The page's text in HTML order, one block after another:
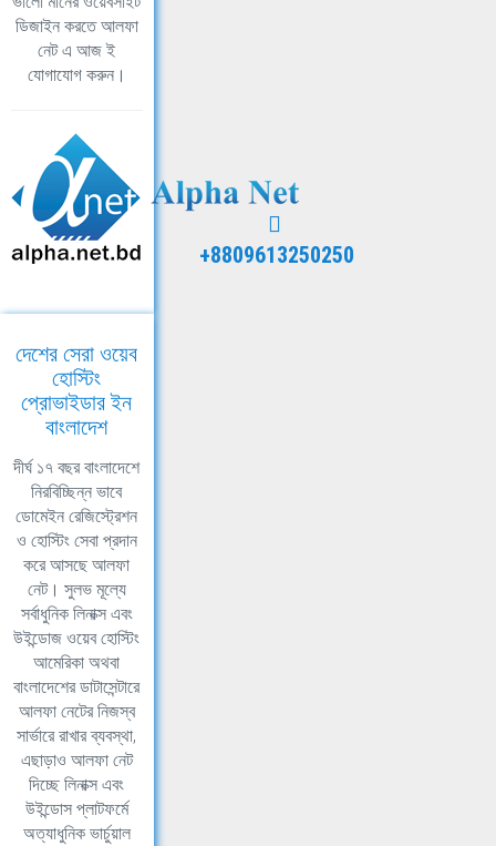
ডিজাইন করতে আলফা
নেট এ আজ ই
যোগাযোগ করুন।
+8809613250250
দেশের সেরা ওয়েব
হোস্টিং
প্রোভাইডার ইন
বাংলাদেশ
দীর্ঘ ১৭ বছর বাংলাদেশে
নিরবিচ্ছিন্ন ভাবে
ডোমেইন রেজিস্ট্রেশন
ও হোস্টিং সেবা প্রদান
করে আসছে আলফা
নেট। সুলভ মূল্যে
সর্বাধুনিক লিনাক্স এবং
উইন্ডোজ ওয়েব হোস্টিং
আমেরিকা অথবা
বাংলাদেশের ডাটাসেন্টারে
আলফা নেটের নিজস্ব
সার্ভারে রাখার ব্যবস্থা,
এছাড়াও আলফা নেট
দিচ্ছে লিনাক্স এবং
উইন্ডোস প্লাটফর্মে
অত্যাধুনিক ভার্চুয়াল